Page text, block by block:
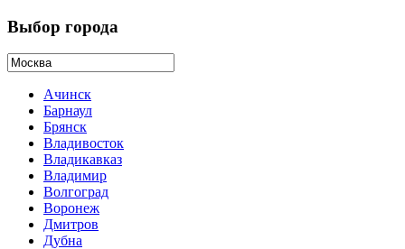
Выбор города
Ачинск
Барнаул
Брянск
Владивосток
Владикавказ
Владимир
Волгоград
Воронеж
Дмитров
Дубна